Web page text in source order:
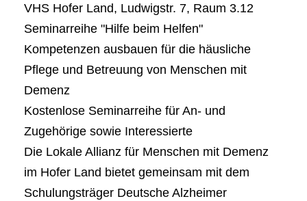
VHS Hofer Land, Ludwigstr. 7, Raum 3.12
Seminarreihe "Hilfe beim Helfen"
Kompetenzen ausbauen für die häusliche
Pflege und Betreuung von Menschen mit
Demenz
Kostenlose Seminarreihe für An- und
Zugehörige sowie Interessierte
Die Lokale Allianz für Menschen mit Demenz
im Hofer Land bietet gemeinsam mit dem
Schulungsträger Deutsche Alzheimer